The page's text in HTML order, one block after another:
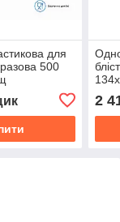
для
500
2